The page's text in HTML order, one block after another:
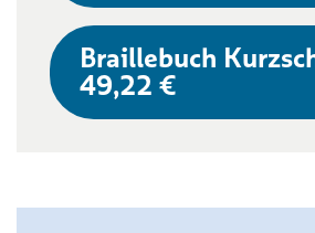
Braillebuch
49,22 €